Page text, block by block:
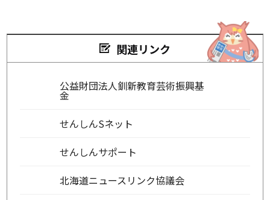
関連リンク
公益財団法人釧新教育芸術振興基
金
せんしんSネット
せんしんサポート
北海道ニュースリンク協議会